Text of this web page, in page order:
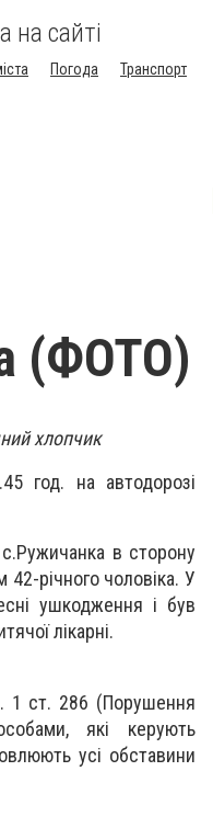
на сайті
Погода
Транспорт
(ФОТО)
хлопчик
год. на автодорозі
в сторону
річного чоловіка. У
ушкодження і був
лікарні.
1 ст. 286 (Порушення
які керують
усі обставини